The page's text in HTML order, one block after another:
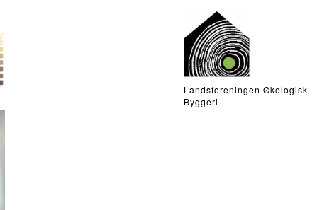
Landsforeningen Økologisk
Byggeri